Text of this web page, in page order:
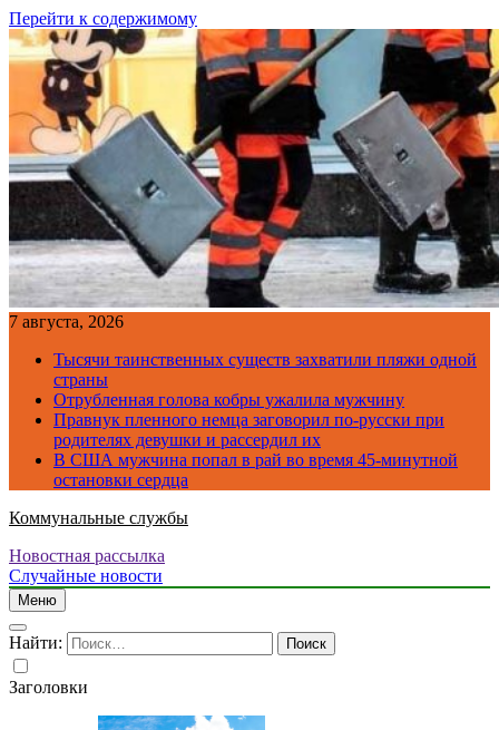
Перейти к содержимому
7 августа, 2026
Тысячи таинственных существ захватили пляжи одной
страны
Отрубленная голова кобры ужалила мужчину
Правнук пленного немца заговорил по-русски при
родителях девушки и рассердил их
В США мужчина попал в рай во время 45-минутной
остановки сердца
Коммунальные службы
Новостная рассылка
Случайные новости
Меню
Найти:
Заголовки